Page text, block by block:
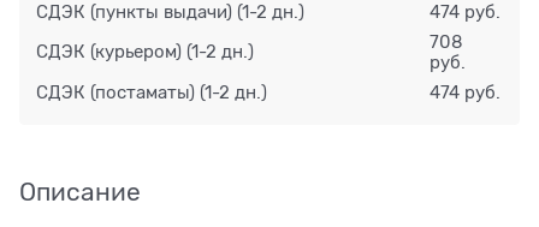
СДЭК (пункты выдачи) (1-2 дн.) 474 руб.
СДЭК (курьером) (1-2 дн.)
708
руб.
СДЭК (постаматы) (1-2 дн.) 474 руб.
Описание